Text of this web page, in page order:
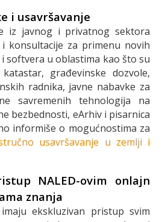
i usavršavanje
iz javnog i privatnog sektora
konsultacije za primenu novih
softvera u oblastima kao što su
građevinske dozvole,
radnika, javne nabavke za
savremenih tehnologija na
bezbednosti, eArhiv i pisarnica
informiše o mogućnostima za
usavršavanje u zemlji i
NALED-ovim onlajn
znanja
imaju ekskluzivan pristup svim